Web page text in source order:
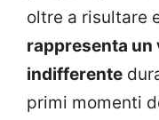
oltre a risultare
rappresenta un
indifferente
primi momenti